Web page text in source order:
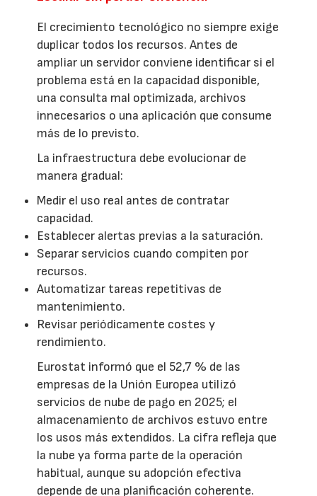
El crecimiento tecnológico no siempre exige
duplicar todos los recursos. Antes de
ampliar un servidor conviene identificar si el
problema está en la capacidad disponible,
una consulta mal optimizada, archivos
innecesarios o una aplicación que consume
más de lo previsto.
La infraestructura debe evolucionar de
manera gradual:
Medir el uso real antes de contratar
capacidad.
Establecer alertas previas a la saturación.
Separar servicios cuando compiten por
recursos.
Automatizar tareas repetitivas de
mantenimiento.
Revisar periódicamente costes y
rendimiento.
Eurostat informó que el 52,7 % de las
empresas de la Unión Europea utilizó
servicios de nube de pago en 2025; el
almacenamiento de archivos estuvo entre
los usos más extendidos. La cifra refleja que
la nube ya forma parte de la operación
habitual, aunque su adopción efectiva
depende de una planificación coherente.